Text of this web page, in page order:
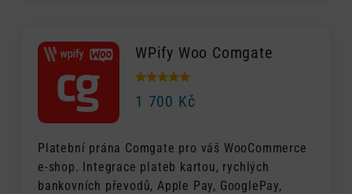
WPify Woo Comgate
1 700 Kč
Platební prána Comgate pro váš WooCommerce
e-shop. Integrace plateb kartou, rychlých
bankovních převodů, Apple Pay, GooglePay,